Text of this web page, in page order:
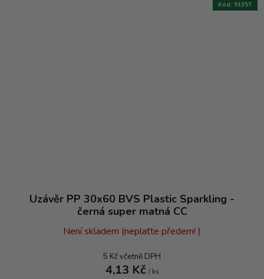
Uzávěr PP 30x60 BVS Plastic Sparkling -
černá super matná CC
Není skladem (neplaťte předem! )
5 Kč včetně DPH
4,13 Kč / ks
Kód: 9135T